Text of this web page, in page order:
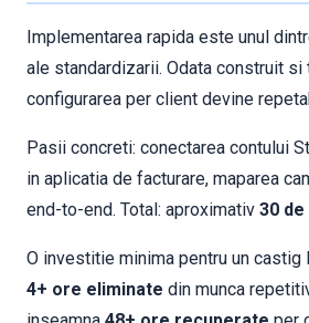
Implementarea rapida este unul
ale standardizarii. Odata construit
configurarea per client devine
Pasii concreti: conectarea contului
in aplicatia de facturare, maparea
end-to-end. Total: aproximativ 30
O investitie minima pentru un castig
4+ ore eliminate din munca